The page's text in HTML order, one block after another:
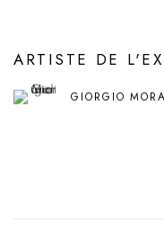
ARTISTE DE
GIORGIO